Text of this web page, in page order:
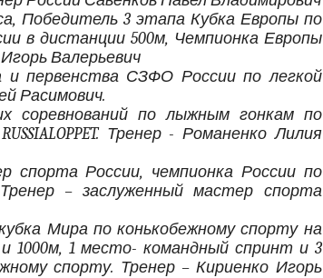
Победитель 3 этапа Кубка Европы по
в дистанции 500м, Чемпионка Европы
Валерьевич
первенства СЗФО России по легкой
Расимович.
соревнований по лыжным гонкам по
Тренер - Романенко Лилия
России, чемпионка России по
– заслуженный мастер спорта
Мира по конькобежному спорту на
1000м, 1 место- командный спринт и 3
спорту. Тренер – Кириенко Игорь